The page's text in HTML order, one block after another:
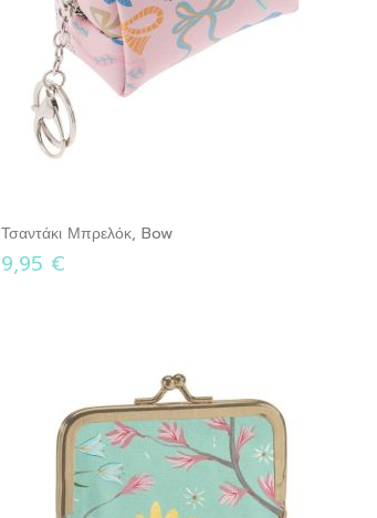
Τσαντάκι Μπρελόκ, Bow
9,95 €